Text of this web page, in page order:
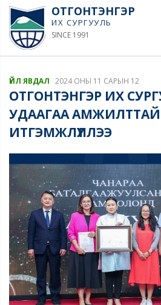
ОТГОНТЭНГЭР
ИХ СУРГУУЛЬ
SINCE 1991
ҮЙЛ ЯВДАЛ 2024 ОНЫ 11 САРЫН 12
ОТГОНТЭНГЭР ИХ
УДААГАА
ИТГЭМЖЛҮҮЛЛЭЭ